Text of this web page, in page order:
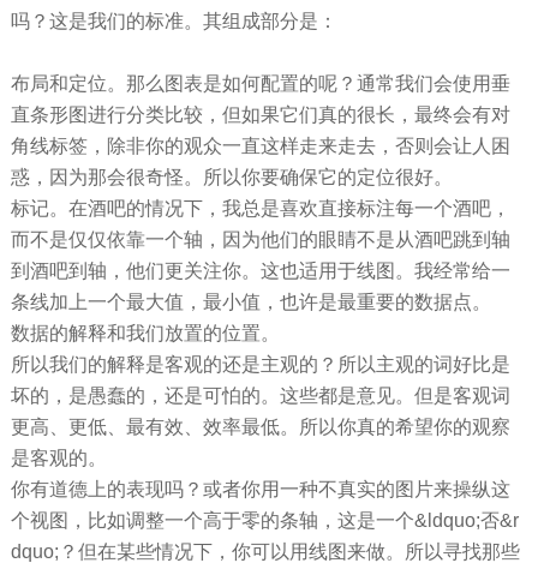
吗？这是我们的标准。其组成部分是：
布局和定位。那么图表是如何配置的呢？通常我们会使用垂
直条形图进行分类比较，但如果它们真的很长，最终会有对
角线标签，除非你的观众一直这样走来走去，否则会让人困
惑，因为那会很奇怪。所以你要确保它的定位很好。
标记。在酒吧的情况下，我总是喜欢直接标注每一个酒吧，
而不是仅仅依靠一个轴，因为他们的眼睛不是从酒吧跳到轴
到酒吧到轴，他们更关注你。这也适用于线图。我经常给一
条线加上一个最大值，最小值，也许是最重要的数据点。
数据的解释和我们放置的位置。
所以我们的解释是客观的还是主观的？所以主观的词好比是
坏的，是愚蠢的，还是可怕的。这些都是意见。但是客观词
更高、更低、最有效、效率最低。所以你真的希望你的观察
是客观的。
你有道德上的表现吗？或者你用一种不真实的图片来操纵这
个视图，比如调整一个高于零的条轴，这是一个&ldquo;否&r
dquo;？但在某些情况下，你可以用线图来做。所以寻找那些